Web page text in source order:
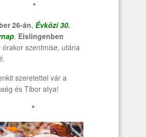
*
26-án, Évközi 30.
, Eislingenben
órakor szentmise, utána
szeretettel vár a
és Tibor atya!
*